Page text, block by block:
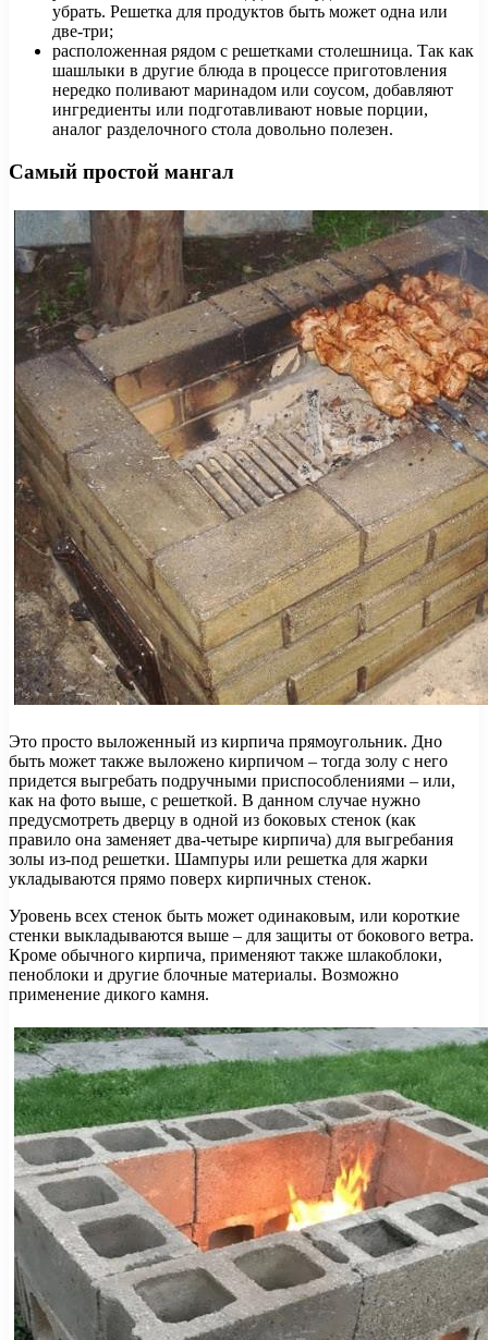
убрать. Решетка для продуктов быть может одна или
две-три;
расположенная рядом с решетками столешница. Так как
шашлыки в другие блюда в процессе приготовления
нередко поливают маринадом или соусом, добавляют
ингредиенты или подготавливают новые порции,
аналог разделочного стола довольно полезен.
Самый простой мангал
Это просто выложенный из кирпича прямоугольник. Дно
быть может также выложено кирпичом – тогда золу с него
придется выгребать подручными приспособлениями – или,
как на фото выше, с решеткой. В данном случае нужно
предусмотреть дверцу в одной из боковых стенок (как
правило она заменяет два-четыре кирпича) для выгребания
золы из-под решетки. Шампуры или решетка для жарки
укладываются прямо поверх кирпичных стенок.
Уровень всех стенок быть может одинаковым, или короткие
стенки выкладываются выше – для защиты от бокового ветра.
Кроме обычного кирпича, применяют также шлакоблоки,
пеноблоки и другие блочные материалы. Возможно
применение дикого камня.